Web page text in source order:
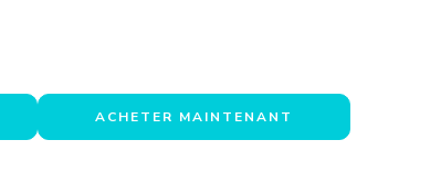
ACHETER MAINTENANT